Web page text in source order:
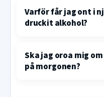
Varför får jag ont i
druckit alkohol?
Ska jag oroa mig
på morgonen?